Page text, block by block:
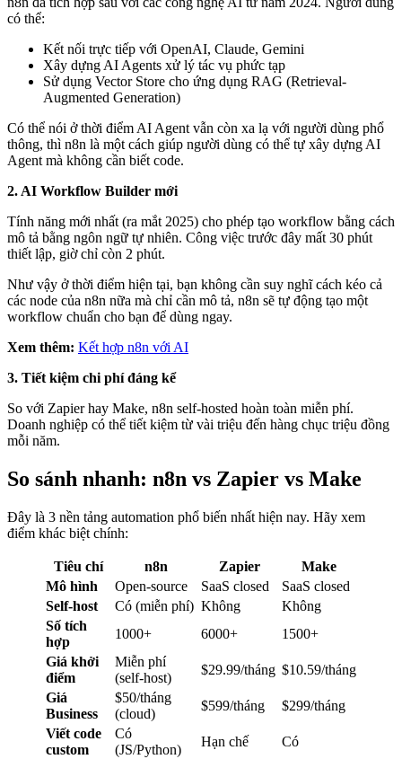
có thể:
Kết nối trực tiếp với OpenAI, Claude, Gemini
Xây dựng AI Agents xử lý tác vụ phức tạp
Sử dụng Vector Store cho ứng dụng RAG (Retrieval-
Augmented Generation)
Có thể nói ở thời điểm AI Agent vẫn còn xa lạ với người dùng phổ
thông, thì n8n là một cách giúp người dùng có thể tự xây dựng AI
Agent mà không cần biết code.
2. AI Workflow Builder mới
Tính năng mới nhất (ra mắt 2025) cho phép tạo workflow bằng cách
mô tả bằng ngôn ngữ tự nhiên. Công việc trước đây mất 30 phút
thiết lập, giờ chỉ còn 2 phút.
Như vậy ở thời điểm hiện tại, bạn không cần suy nghĩ cách kéo cả
các node của n8n nữa mà chỉ cần mô tả, n8n sẽ tự động tạo một
workflow chuẩn cho bạn để dùng ngay.
Xem thêm: Kết hợp n8n với AI
3. Tiết kiệm chi phí đáng kể
So với Zapier hay Make, n8n self-hosted hoàn toàn miễn phí.
Doanh nghiệp có thể tiết kiệm từ vài triệu đến hàng chục triệu đồng
mỗi năm.
So sánh nhanh: n8n vs Zapier vs Make
Đây là 3 nền tảng automation phổ biến nhất hiện nay. Hãy xem
điểm khác biệt chính:
Tiêu chí n8n Zapier
Make
Mô hình
Open-source SaaS closed
SaaS closed
Self-host
Có (miễn phí) Không
Không
Số tích
hợp
1000+ 6000+
1500+
Giá khởi
điểm
Miễn phí
(self-host)
$29.99/tháng $10.59/tháng
Giá
Business
$50/tháng
(cloud)
$599/tháng
$299/tháng
Viết code
custom
Có
(JS/Python)
Hạn chế
Có